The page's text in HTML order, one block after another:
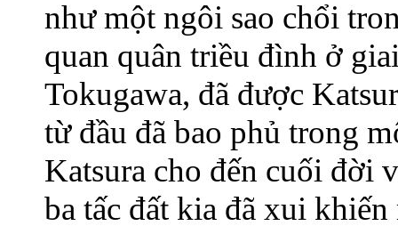
như một ngôi sao chổi
quan quân triều đình ở
Tokugawa, đã được
từ đầu đã bao phủ trong
Katsura cho đến cuối đời
ba tấc đất kia đã xui